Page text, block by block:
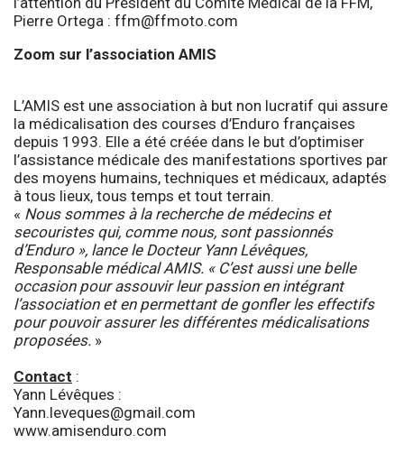
Pierre Ortega : ffm@ffmoto.com
Zoom sur l’association AMIS
L’AMIS est une association à but non lucratif qui assure
la médicalisation des courses d’Enduro françaises
depuis 1993. Elle a été créée dans le but d’optimiser
l’assistance médicale des manifestations sportives par
des moyens humains, techniques et médicaux, adaptés
à tous lieux, tous temps et tout terrain.
« Nous sommes à la recherche de médecins et
secouristes qui, comme nous, sont passionnés
d’Enduro », lance le Docteur Yann Lévêques,
Responsable médical AMIS. « C’est aussi une belle
occasion pour assouvir leur passion en intégrant
l’association et en permettant de gonfler les effectifs
pour pouvoir assurer les différentes médicalisations
proposées. »
Contact :
Yann Lévêques :
Yann.leveques@gmail.com
www.amisenduro.com